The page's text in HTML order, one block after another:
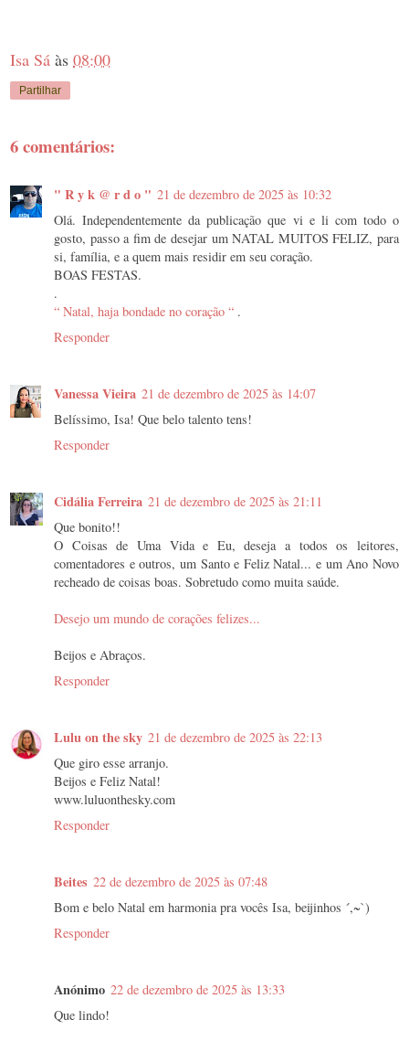
Isa Sá às 08:00
Partilhar
6 comentários:
" R y k @ r d o " 21 de dezembro de 2025 às 10:32
Olá. Independentemente da publicação que vi e li com todo o
gosto, passo a fim de desejar um NATAL MUITOS FELIZ, para
si, família, e a quem mais residir em seu coração.
BOAS FESTAS.
.
“ Natal, haja bondade no coração “ .
Responder
Vanessa Vieira 21 de dezembro de 2025 às 14:07
Belíssimo, Isa! Que belo talento tens!
Responder
Cidália Ferreira 21 de dezembro de 2025 às 21:11
Que bonito!!
O Coisas de Uma Vida e Eu, deseja a todos os leitores,
comentadores e outros, um Santo e Feliz Natal... e um Ano Novo
recheado de coisas boas. Sobretudo como muita saúde.
Desejo um mundo de corações felizes...
Beijos e Abraços.
Responder
Lulu on the sky 21 de dezembro de 2025 às 22:13
Que giro esse arranjo.
Beijos e Feliz Natal!
www.luluonthesky.com
Responder
Beites 22 de dezembro de 2025 às 07:48
Bom e belo Natal em harmonia pra vocês Isa, beijinhos ´,~`)
Responder
Anónimo 22 de dezembro de 2025 às 13:33
Que lindo!